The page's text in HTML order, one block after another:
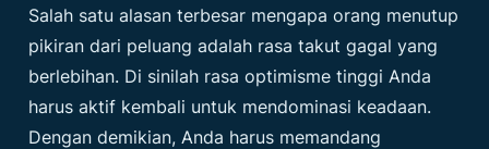
Salah satu alasan terbesar mengapa orang menutup
pikiran dari peluang adalah rasa takut gagal yang
berlebihan. Di sinilah rasa optimisme tinggi Anda
harus aktif kembali untuk mendominasi keadaan.
Dengan demikian, Anda harus memandang